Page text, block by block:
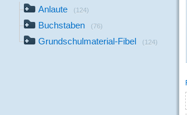
Anlaute (124)
Buchstaben (76)
Grundschulmaterial-Fibel (124)